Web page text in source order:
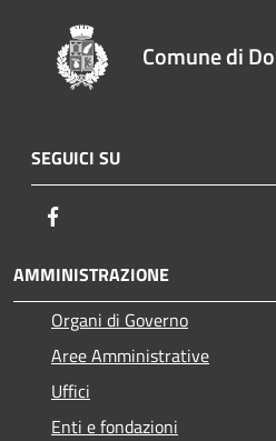
Comune di
SEGUICI SU
AMMINISTRAZIONE
Organi di Governo
Aree Amministrative
Uffici
Enti e fondazioni